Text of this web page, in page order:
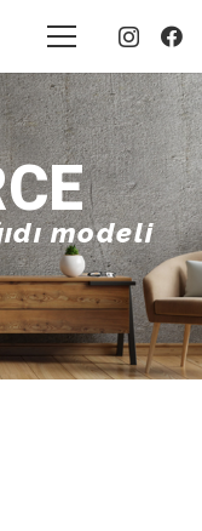
modeli